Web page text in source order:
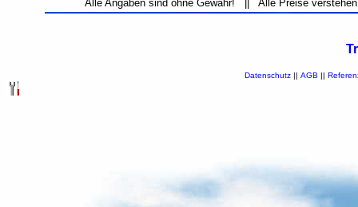
Alle Angaben sind ohne Gewähr! || Alle Preise
Datenschutz|| AGB ||